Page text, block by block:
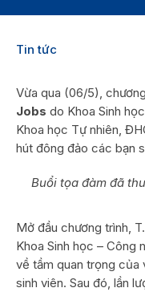
Tin tức
Vừa qua (06/5),
Jobs do Khoa Sinh
Khoa học Tự nhiên,
hút đông đảo các bạn
Buổi tọa đàm đã
Mở đầu chương trình,
Khoa Sinh học – Công
về tầm quan trọng của
sinh viên. Sau đó, lần